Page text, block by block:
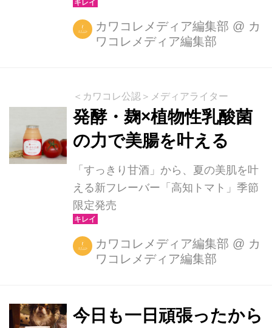
カワコレメディア編集部 @ カ
ワコレメディア編集部
＜カワコレ公認＞メディアライター
発酵・麹×植物性乳酸菌
の力で美腸を叶える
「すっきり甘酒」から、夏の美肌を叶
える新フレーバー「高知トマト」季節
限定発売
カワコレメディア編集部 @ カ
ワコレメディア編集部
今日も一日頑張ったから